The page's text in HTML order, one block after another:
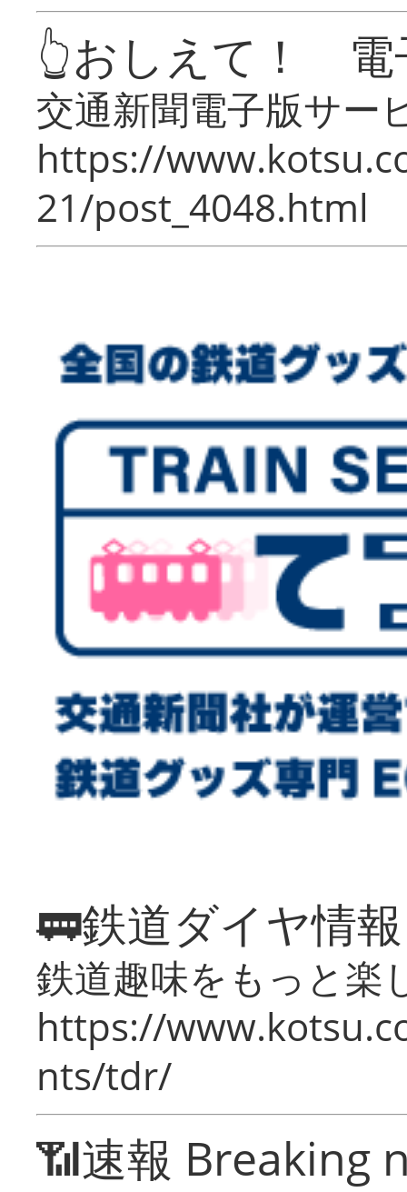
👆おしえて！ 電
交通新聞電子版サー
https://
21/post_4048.html
🚃鉄道ダイヤ情
鉄道趣味をもっと楽
https://
nts/tdr/
📶速報 Breaking